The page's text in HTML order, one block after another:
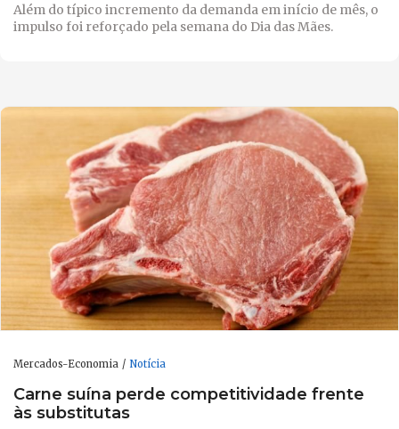
Além do típico incremento da demanda em início de mês, o
impulso foi reforçado pela semana do Dia das Mães.
Mercados-Economia Notícia
Carne suína perde competitividade frente
às substitutas